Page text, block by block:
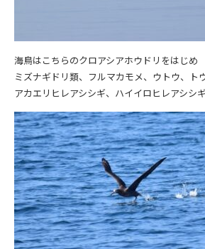
海鳥はこちらのクロアシアホウドリをはじめ
ミズナギドリ類、フルマカモメ、ウトウ、ト
アカエリヒレアシシギ、ハイイロヒレアシシ